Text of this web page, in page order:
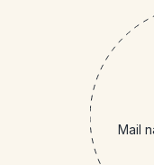
Mail